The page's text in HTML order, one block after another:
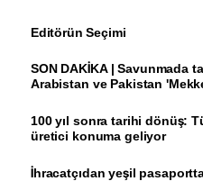
Editörün Seçimi
SON DAKİKA | Savunmada
Arabistan ve Pakistan
100 yıl sonra tarihi dönüş:
üretici konuma geliyor
İhracatçıdan yeşil